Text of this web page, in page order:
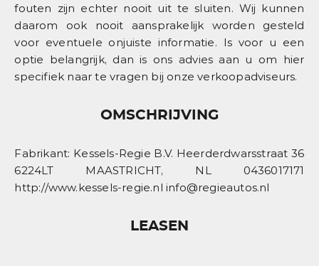
fouten zijn echter nooit uit te sluiten. Wij kunnen
daarom ook nooit aansprakelijk worden gesteld
voor eventuele onjuiste informatie. Is voor u een
optie belangrijk, dan is ons advies aan u om hier
specifiek naar te vragen bij onze verkoopadviseurs.
OMSCHRIJVING
Fabrikant: Kessels-Regie B.V. Heerderdwarsstraat 36
6224LT MAASTRICHT, NL 0436017171
http://www.kessels-regie.nl info@regieautos.nl
LEASEN